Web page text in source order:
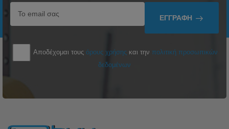
ΕΓΓΡΑΦΉ
Αποδέχομαι τους όρους χρήσης και την πολιτική προσωπικών
δεδομένων